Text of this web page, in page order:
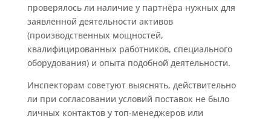
проверялось ли наличие у партнёра нужных для
заявленной деятельности активов
(производственных мощностей,
квалифицированных работников, специального
оборудования) и опыта подобной деятельности.
Инспекторам советуют выяснять, действительно
ли при согласовании условий поставок не было
личных контактов у топ-менеджеров или